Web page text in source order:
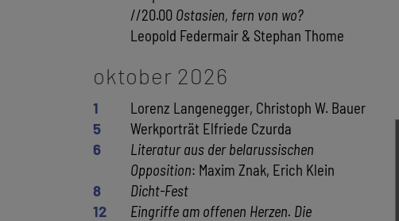
//20.00 Ostasien, fern von wo?
Leopold Federmair & Stephan Thome
oktober 2026
1
Lorenz Langenegger, Christoph W. Bauer
5
Werkporträt Elfriede Czurda
6
Literatur aus der belarussischen
Opposition: Maxim Znak, Erich Klein
8
Dicht-Fest
12
Eingriffe am offenen Herzen. Die